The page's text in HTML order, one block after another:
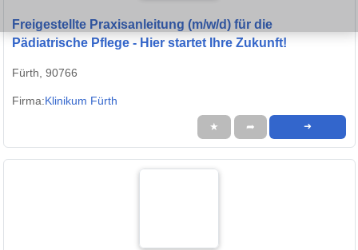
Freigestellte Praxisanleitung (m/w/d) für die
Pädiatrische Pflege - Hier startet Ihre Zukunft!
Fürth, 90766
Firma:Klinikum Fürth
★ ➦ ➜